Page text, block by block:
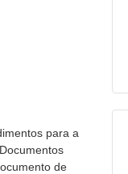
para a
de